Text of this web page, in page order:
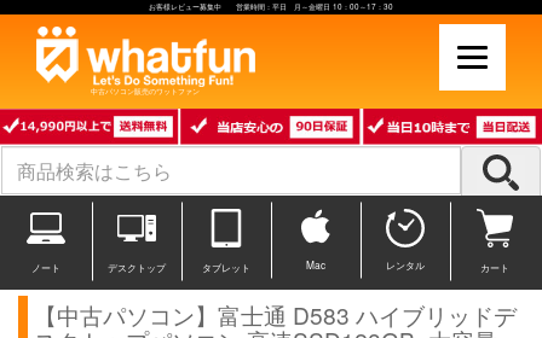
お客様レビュー募集中 営業時間：平日 月～金曜日 10：00～17：30
中古パソコン販売のワットファン
ノート デスクトップ タブレット Mac レンタル カート
【中古パソコン】富士通 D583 ハイブリッドデ